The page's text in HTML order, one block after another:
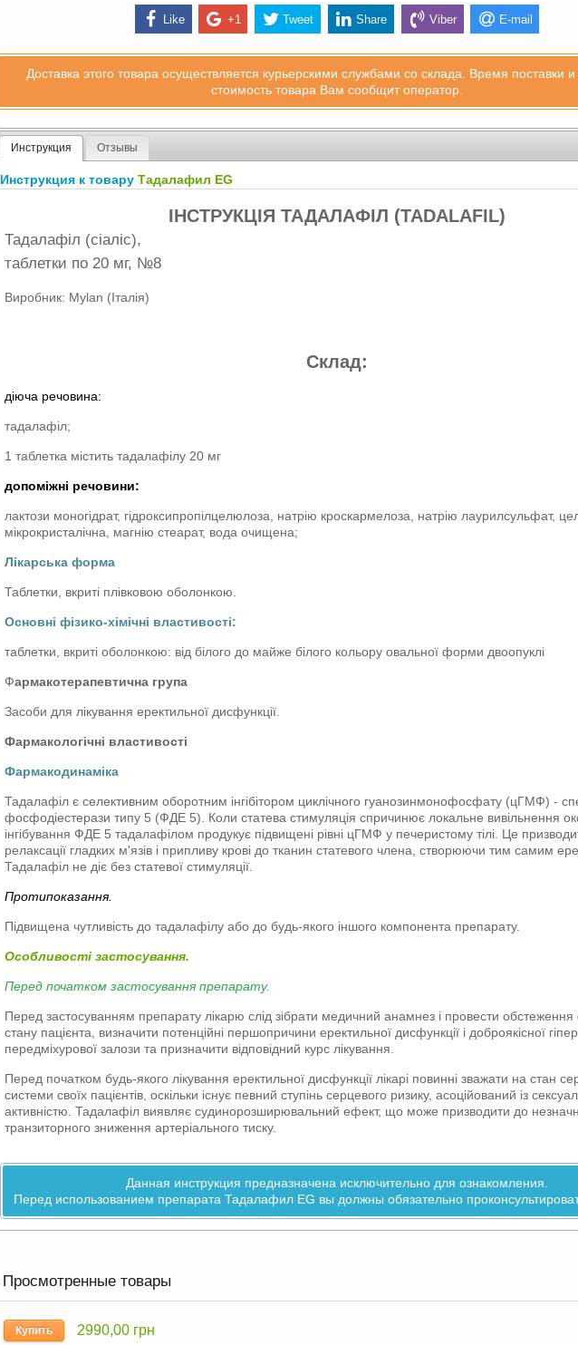
Like +1 Tweet Share Viber E-mail
Доставка этого товара осуществляется курьерскими службами со склада. Время поставки
стоимость товара Вам сообщит оператор.
Инструкция Отзывы
Инструкция к товаруТадалафил EG
ІНСТРУКЦІЯ ТАДАЛАФІЛ (TADALAFIL)
Тадалафіл (сіаліс),
таблетки по 20 мг, №8
Виробник: Mylan (Італія)
Склад:
діюча речовина:
тадалафіл;
1 таблетка містить тадалафілу 20 мг
допоміжні речовини:
лактози моногідрат, гідроксипропілцелюлоза, натрію кроскармелоза, натрію лаурилсульфат,
мікрокристалічна, магнію стеарат, вода очищена;
Лікарська форма
Таблетки, вкриті плівковою оболонкою.
Основні фізико-хімічні властивості:
таблетки, вкриті оболонкою: від білого до майже білого кольору овальної форми двоопуклі
Фармакотерапевтична група
Засоби для лікування еректильної дисфункції.
Фармакологічні властивості
Фармакодинаміка
Тадалафіл є селективним оборотним інгібітором циклічного гуанозинмонофосфату (цГМФ) -
фосфодіестерази типу 5 (ФДЕ 5). Коли статева стимуляція спричинює локальне вивільнення
інгібування ФДЕ 5 тадалафілом продукує підвищені рівні цГМФ у печеристому тілі. Це
релаксації гладких м'язів і припливу крові до тканин статевого члена, створюючи тим самим
Тадалафіл не діє без статевої стимуляції.
Протипоказання.
Підвищена чутливість до тадалафілу або до будь-якого іншого компонента препарату.
Особливості застосування.
Перед початком застосування препарату.
Перед застосуванням препарату лікарю слід зібрати медичний анамнез і провести обстеження
стану пацієнта, визначити потенційні першопричини еректильної дисфункції і доброякісної
передміхурової залози та призначити відповідний курс лікування.
Перед початком будь-якого лікування еректильної дисфункції лікарі повинні зважати на стан
системи своїх пацієнтів, оскільки існує певний ступінь серцевого ризику, асоційований із
активністю. Тадалафіл виявляє судинорозширювальний ефект, що може призводити до
транзиторного зниження артеріального тиску.
Данная инструкция предназначена исключительно для ознакомления.
Перед использованием препарата Тадалафил EG вы должны обязательно
Просмотренные товары
Купить 2990,00 грн